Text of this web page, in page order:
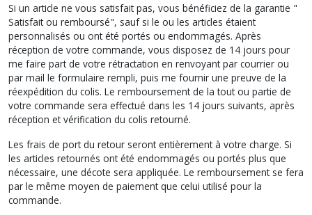
Si un article ne vous satisfait pas, vous bénéficiez de la garantie "
Satisfait ou remboursé", sauf si le ou les articles étaient
personnalisés ou ont été portés ou endommagés. Après
réception de votre commande, vous disposez de 14 jours pour
me faire part de votre rétractation en renvoyant par courrier ou
par mail le formulaire rempli, puis me fournir une preuve de la
réexpédition du colis. Le remboursement de la tout ou partie de
votre commande sera effectué dans les 14 jours suivants, après
réception et vérification du colis retourné.
Les frais de port du retour seront entièrement à votre charge. Si
les articles retournés ont été endommagés ou portés plus que
nécessaire, une décote sera appliquée. Le remboursement se fera
par le même moyen de paiement que celui utilisé pour la
commande.